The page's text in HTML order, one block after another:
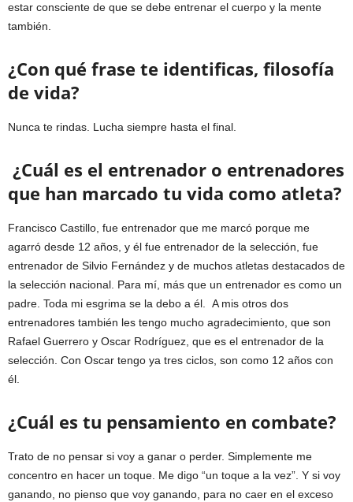
estar consciente de que se debe entrenar el cuerpo y la mente
también.
¿Con qué frase te identificas, filosofía
de vida?
Nunca te rindas. Lucha siempre hasta el final.
¿Cuál es el entrenador o entrenadores
que han marcado tu vida como atleta?
Francisco Castillo, fue entrenador que me marcó porque me
agarró desde 12 años, y él fue entrenador de la selección, fue
entrenador de Silvio Fernández y de muchos atletas destacados de
la selección nacional. Para mí, más que un entrenador es como un
padre. Toda mi esgrima se la debo a él. A mis otros dos
entrenadores también les tengo mucho agradecimiento, que son
Rafael Guerrero y Oscar Rodríguez, que es el entrenador de la
selección. Con Oscar tengo ya tres ciclos, son como 12 años con
él.
¿Cuál es tu pensamiento en combate?
Trato de no pensar si voy a ganar o perder. Simplemente me
concentro en hacer un toque. Me digo “un toque a la vez”. Y si voy
ganando, no pienso que voy ganando, para no caer en el exceso